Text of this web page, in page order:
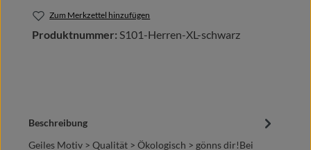
Zum Merkzettel hinzufügen
Produktnummer: S101-Herren-XL-schwarz
Beschreibung
Geiles Motiv > Qualität > Ökologisch > gönns dir!Bei